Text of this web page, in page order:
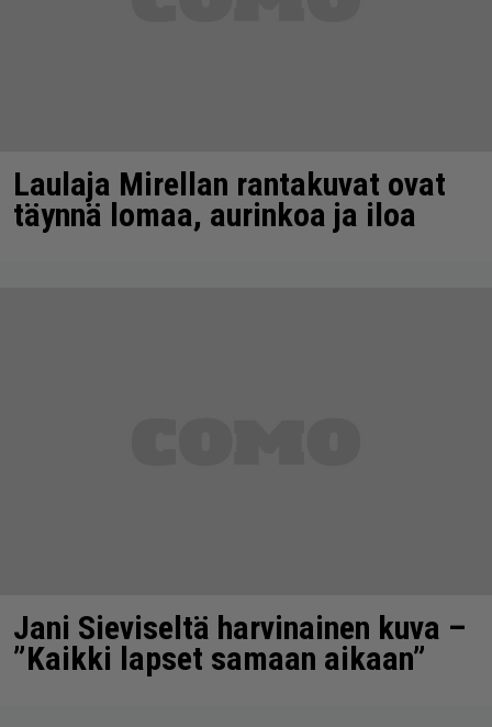
Laulaja Mirellan rantakuvat ovat
täynnä lomaa, aurinkoa ja iloa
Jani Sieviseltä harvinainen kuva –
”Kaikki lapset samaan aikaan”